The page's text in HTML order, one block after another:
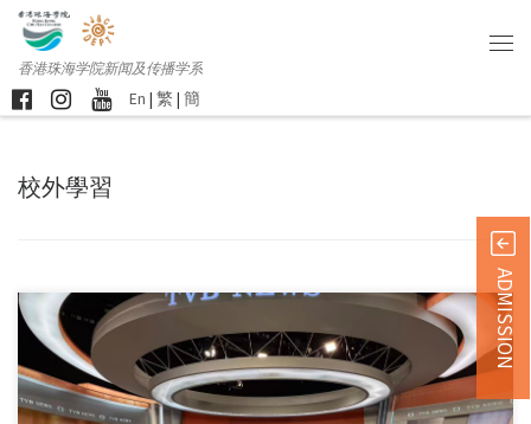
香港珠海学院新闻及传播学系
En | 繁 | 簡
校外學習
ADMISSION